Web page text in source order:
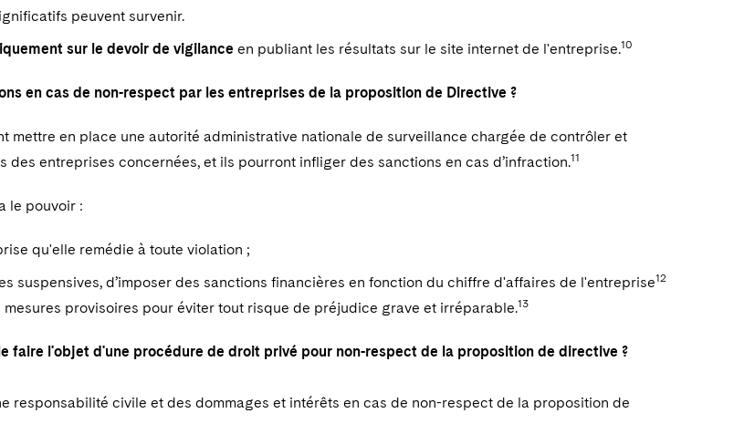
peuvent survenir.
sur le devoir de vigilance en publiant les résultats sur le site internet de l'entreprise.10
en cas de non-respect par les entreprises de la proposition de Directive ?
mettre en place une autorité administrative nationale de surveillance chargée de contrôler et
des entreprises concernées, et ils pourront infliger des sanctions en cas d’infraction.11
le pouvoir :
qu'elle remédie à toute violation ;
suspensives, d’imposer des sanctions financières en fonction du chiffre d'affaires de l'entreprise12
mesures provisoires pour éviter tout risque de préjudice grave et irréparable.13
faire l'objet d'une procédure de droit privé pour non-respect de la proposition de directive ?
responsabilité civile et des dommages et intérêts en cas de non-respect de la proposition de